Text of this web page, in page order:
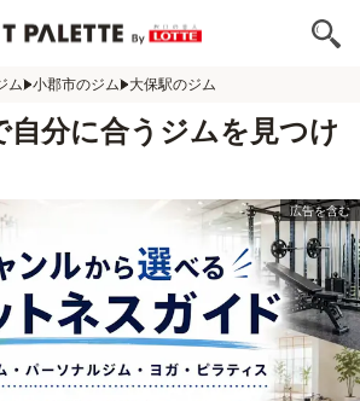
ム 小郡市のジム 大保駅のジム
自分に合うジムを見つけ